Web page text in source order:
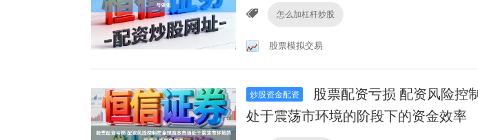
怎么加杠杆炒股
股票模拟交易
炒股资金配资
股票配资亏损 配资风险控
处于震荡市环境的阶段下的资金效率